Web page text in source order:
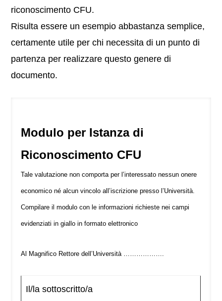
riconoscimento CFU.
Risulta essere un esempio abbastanza semplice,
certamente utile per chi necessita di un punto di
partenza per realizzare questo genere di
documento.
Modulo per Istanza di
Riconoscimento CFU
Tale valutazione non comporta per l’interessato nessun onere
economico né alcun vincolo all’iscrizione presso l’Università.
Compilare il modulo con le informazioni richieste nei campi
evidenziati in giallo in formato elettronico
Al Magnifico Rettore dell’Università ……………….
Il/la sottoscritto/a